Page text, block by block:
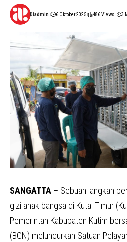
Diadmin 6 Oktober 2025 486 Views 3
SANGATTA – Sebuah langkah
gizi anak bangsa di Kutai Timur
Pemerintah Kabupaten Kutim
(BGN) meluncurkan Satuan